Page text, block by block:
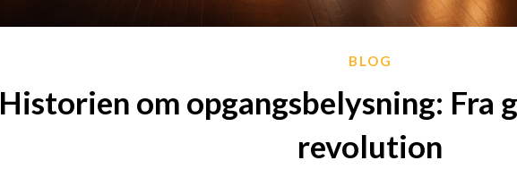
BLOG
Historien om opgangsbelysning: Fra
revolution